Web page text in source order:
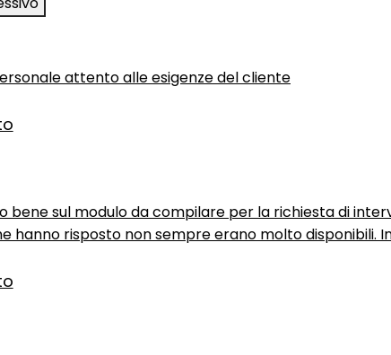
attento alle esigenze del cliente
bene sul modulo da compilare per la richiesta di
hanno risposto non sempre erano molto disponibili.